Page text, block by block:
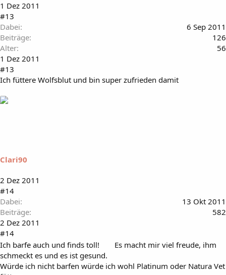
1 Dez 2011
#13
Dabei
6 Sep 2011
Beiträge
126
Alter
56
1 Dez 2011
#13
Ich füttere Wolfsblut und bin super zufrieden damit
Clari90
2 Dez 2011
#14
Dabei
13 Okt 2011
Beiträge
582
2 Dez 2011
#14
Ich barfe auch und finds toll!
Es macht mir viel freude, ihm
schmeckt es und es ist gesund.
Würde ich nicht barfen würde ich wohl Platinum oder Natura Vet